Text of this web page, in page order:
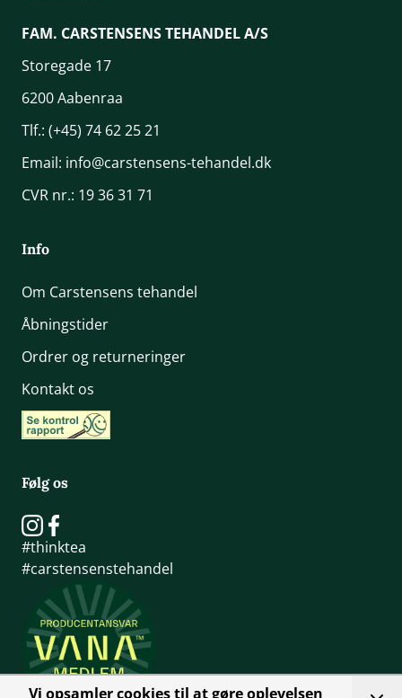
Vi opsamler cookies til at gøre oplevelsen
FAM. CARSTENSENS TEHANDEL A/S
Storegade 17
6200 Aabenraa
Tlf.: (+45) 74 62 25 21
Email: info@carstensens-tehandel.dk
CVR nr.: 19 36 31 71
Info
Om Carstensens tehandel
Åbningstider
Ordrer og returneringer
Kontakt os
Følg os
#thinktea
#carstensenstehandel